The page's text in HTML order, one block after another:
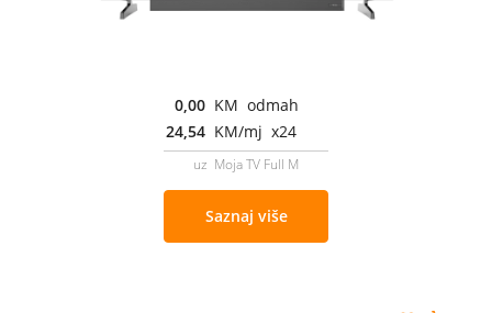
0,00 KM odmah
24,54 KM/mj x24
uz Moja TV Full M
Saznaj više